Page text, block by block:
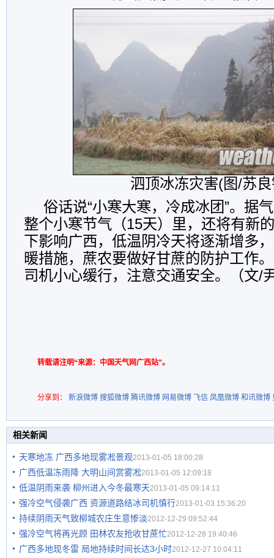
泗顶冰冻灾害(图/苏
俗话说“小寒大寒，冷成冰团”。据
整个小寒节气（15天）里，还将有新
下影响广西，低温阴冷天将逐渐增多
暖措施，蔗农要做好甘蔗的防护工作
司机小心缓行，注意交通安全。（文/
转载请注明“来源：中国天气网广西站”。
分享到： 新浪微博 搜狐微博 腾讯微博 网易微博 飞信 凤凰微博 和讯微博
相关新闻
天寒地冻 广西多地现雾凇景观2013-01-05 18:00:28
广西低温冻雨降 大明山间赏雾凇2013-01-05 12:09:18
低温阴雨来袭 柳州进入今冬最寒天2013-01-05 09:14:11
强冷空气侵袭广西 资源道路结冰司机慎行2013-01-03 15:36:20
持续阴雨天气致柳城农庄生意惨淡2012-12-29 09:52:44
强冷空气将再光顾 田林农友抢收甘蔗忙2012-12-28 19:40:46
广西多地现冬雷 局地持续时间长达3小时2012-12-27 10:04:11